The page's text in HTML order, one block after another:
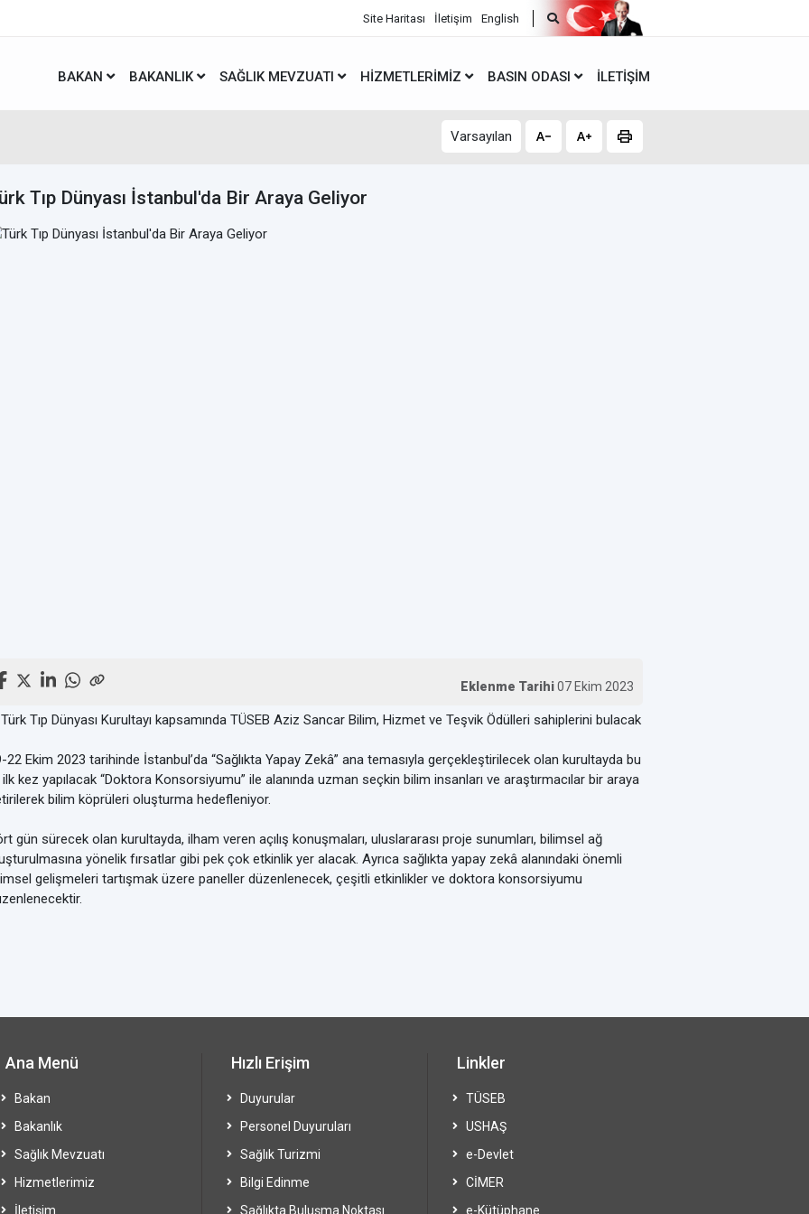
Site Haritası İletişim English
BAKAN BAKANLIK SAĞLIK MEVZUATI HIZMETLERIMIZ BASIN ODASI İLETIŞIM
Varsayılan
Tıp Dünyası İstanbul'da Bir Araya Geliyor
Eklenme Tarihi07 Ekim 2023
Tıp Dünyası Kurultayı kapsamında TÜSEB Aziz Sancar Bilim, Hizmet ve Teşvik Ödülleri sahiplerini bulacak
22 Ekim 2023 tarihinde İstanbul’da “Sağlıkta Yapay Zekâ” ana temasıyla gerçekleştirilecek olan kurultayda bu
ilk kez yapılacak “Doktora Konsorsiyumu” ile alanında uzman seçkin bilim insanları ve araştırmacılar bir araya
bilim köprüleri oluşturma hedefleniyor.
gün sürecek olan kurultayda, ilham veren açılış konuşmaları, uluslararası proje sunumları, bilimsel ağ
yönelik fırsatlar gibi pek çok etkinlik yer alacak. Ayrıca sağlıkta yapay zekâ alanındaki önemli
gelişmeleri tartışmak üzere paneller düzenlenecek, çeşitli etkinlikler ve doktora konsorsiyumu
Ana Menü
Bakan
Bakanlık
Sağlık Mevzuatı
Hizmetlerimiz
İletişim
Hızlı Erişim
Duyurular
Personel Duyuruları
Sağlık Turizmi
Bilgi Edinme
Sağlıkta Buluşma Noktası
Linkler
TÜSEB
USHAŞ
e-Devlet
CİMER
e-Kütüphane